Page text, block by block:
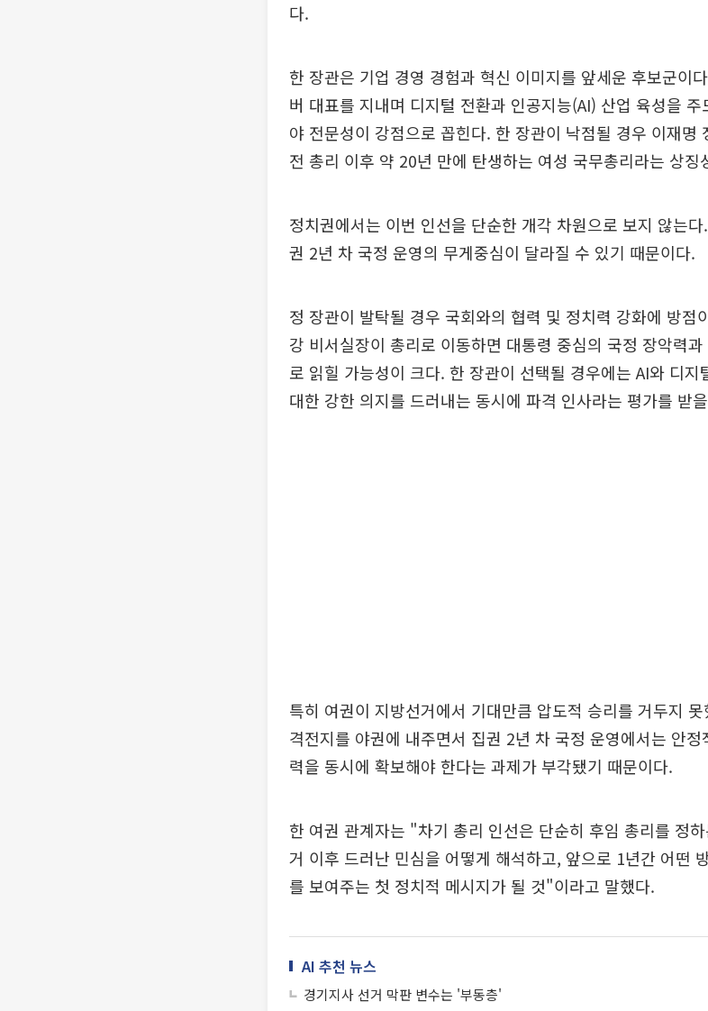
다.
한 장관은 기업 경영 경험과 혁신 이미지를 앞세운 후보군이
버 대표를 지내며 디지털 전환과 인공지능(AI) 산업 육성을
야 전문성이 강점으로 꼽힌다. 한 장관이 낙점될 경우 이재명
전 총리 이후 약 20년 만에 탄생하는 여성 국무총리라는 상징
정치권에서는 이번 인선을 단순한 개각 차원으로 보지 않는
권 2년 차 국정 운영의 무게중심이 달라질 수 있기 때문이다.
정 장관이 발탁될 경우 국회와의 협력 및 정치력 강화에 방점
강 비서실장이 총리로 이동하면 대통령 중심의 국정 장악력
로 읽힐 가능성이 크다. 한 장관이 선택될 경우에는 AI와 디
대한 강한 의지를 드러내는 동시에 파격 인사라는 평가를 받
특히 여권이 지방선거에서 기대만큼 압도적 승리를 거두지
격전지를 야권에 내주면서 집권 2년 차 국정 운영에서는 안
력을 동시에 확보해야 한다는 과제가 부각됐기 때문이다.
한 여권 관계자는 "차기 총리 인선은 단순히 후임 총리를 정
거 이후 드러난 민심을 어떻게 해석하고, 앞으로 1년간 어떤
를 보여주는 첫 정치적 메시지가 될 것"이라고 말했다.
AI 추천 뉴스
경기지사 선거 막판 변수는 '부동층'